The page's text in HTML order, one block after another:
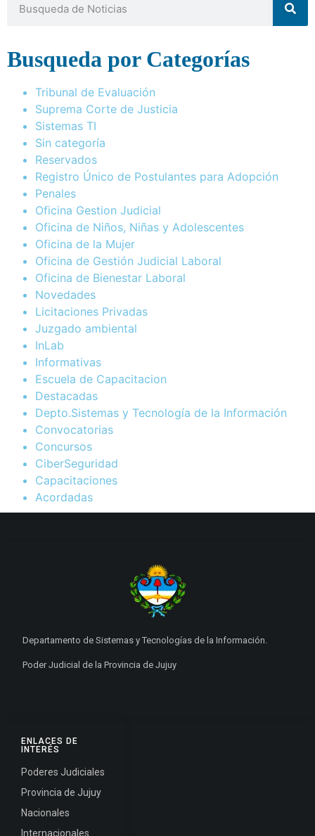
Busqueda por Categorías
Tribunal de Evaluación
Suprema Corte de Justicia
Sistemas TI
Sin categoría
Reservados
Registro Único de Postulantes para Adopción
Penales
Oficina Gestion Judicial
Oficina de Niños, Niñas y Adolescentes
Oficina de la Mujer
Oficina de Gestión Judicial Laboral
Oficina de Bienestar Laboral
Novedades
Licitaciones Privadas
Juzgado ambiental
InLab
Informativas
Escuela de Capacitacion
Destacadas
Depto.Sistemas y Tecnología de la Información
Convocatorias
Concursos
CiberSeguridad
Capacitaciones
Acordadas
ENLACES DE
INTERÉS
Poderes Judiciales
Provincia de Jujuy
Nacionales
Internacionales
Departamento de Sistemas y Tecnologías de la Información.
Poder Judicial de la Provincia de Jujuy